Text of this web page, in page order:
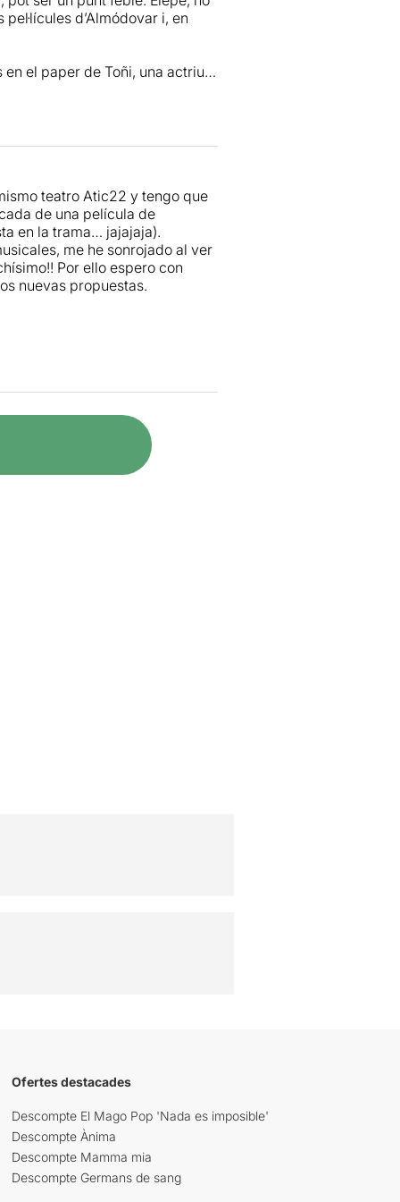
d’Almódovar i, en
el paper de Toñi, una actriu i
però val molt la pena
entusiasme i la manera de
teatro Atic22 y tengo que
de una película de
en la trama… jajajaja).
me he sonrojado al ver
Por ello espero con
nuevas propuestas.
Ofertes destacades
Descompte El Mago Pop 'Nada es imposible'
Descompte Ànima
Descompte Mamma mia
Descompte Germans de sang